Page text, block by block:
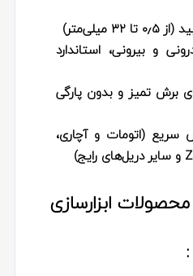
و بیرونی، استاندارد
برش تمیز و بدون پارگی
(اتومات و آچاری،
محصولات ابزارسازی